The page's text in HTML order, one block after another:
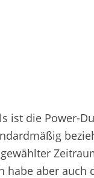
ist die Power-
habe aber auch